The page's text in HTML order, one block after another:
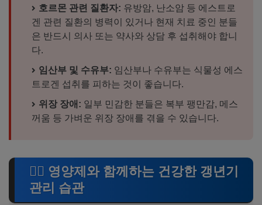
호르몬 관련 질환자: 유방암, 난소암 등 에스트로
겐 관련 질환의 병력이 있거나 현재 치료 중인 분들
은 반드시 의사 또는 약사와 상담 후 섭취해야 합니
다.
임산부 및 수유부: 임산부나 수유부는 식물성 에스
트로겐 섭취를 피하는 것이 좋습니다.
위장 장애: 일부 민감한 분들은 복부 팽만감, 메스
꺼움 등 가벼운 위장 장애를 겪을 수 있습니다.
🧘‍♀️ 영양제와 함께하는 건강한 갱년기
관리 습관